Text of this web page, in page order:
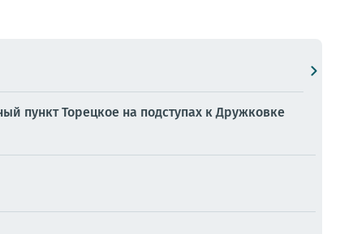
пункт Торецкое на подступах к Дружковке